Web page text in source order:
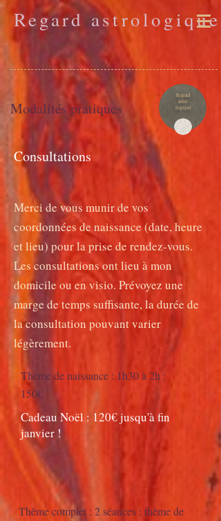
Regard astrologique
Modalités pratiques
Regard
astro
logique
Consultations
Merci de vous munir de vos
coordonnées de naissance (date, heure
et lieu) pour la prise de rendez-vous.
Les consultations ont lieu à mon
domicile ou en visio. Prévoyez une
marge de temps suffisante, la durée de
la consultation pouvant varier
légèrement.
Thème de naissance : 1h30 à 2h :
150€
Cadeau Noël : 120€ jusqu'à fin
janvier !
Thème complet : 2 séances : thème de